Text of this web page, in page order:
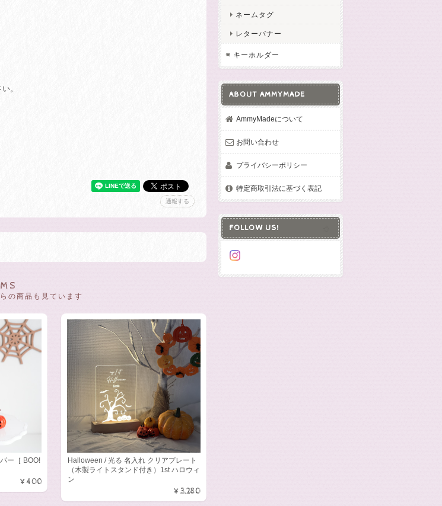
。
通報する
の商品も見ています
ー［ BOO!
¥400
Halloween / 光る 名入れ クリアプレート
（木製ライトスタンド付き）1st ハロウィ
ン
¥3,280
ネームタグ
レターバナー
キーホルダー
ABOUT AMMYMADE
AmmyMadeについて
お問い合わせ
プライバシーポリシー
特定商取引法に基づく表記
FOLLOW US!